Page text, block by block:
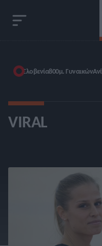
Σλοβενία800μ. Γυναικών
VIRAL